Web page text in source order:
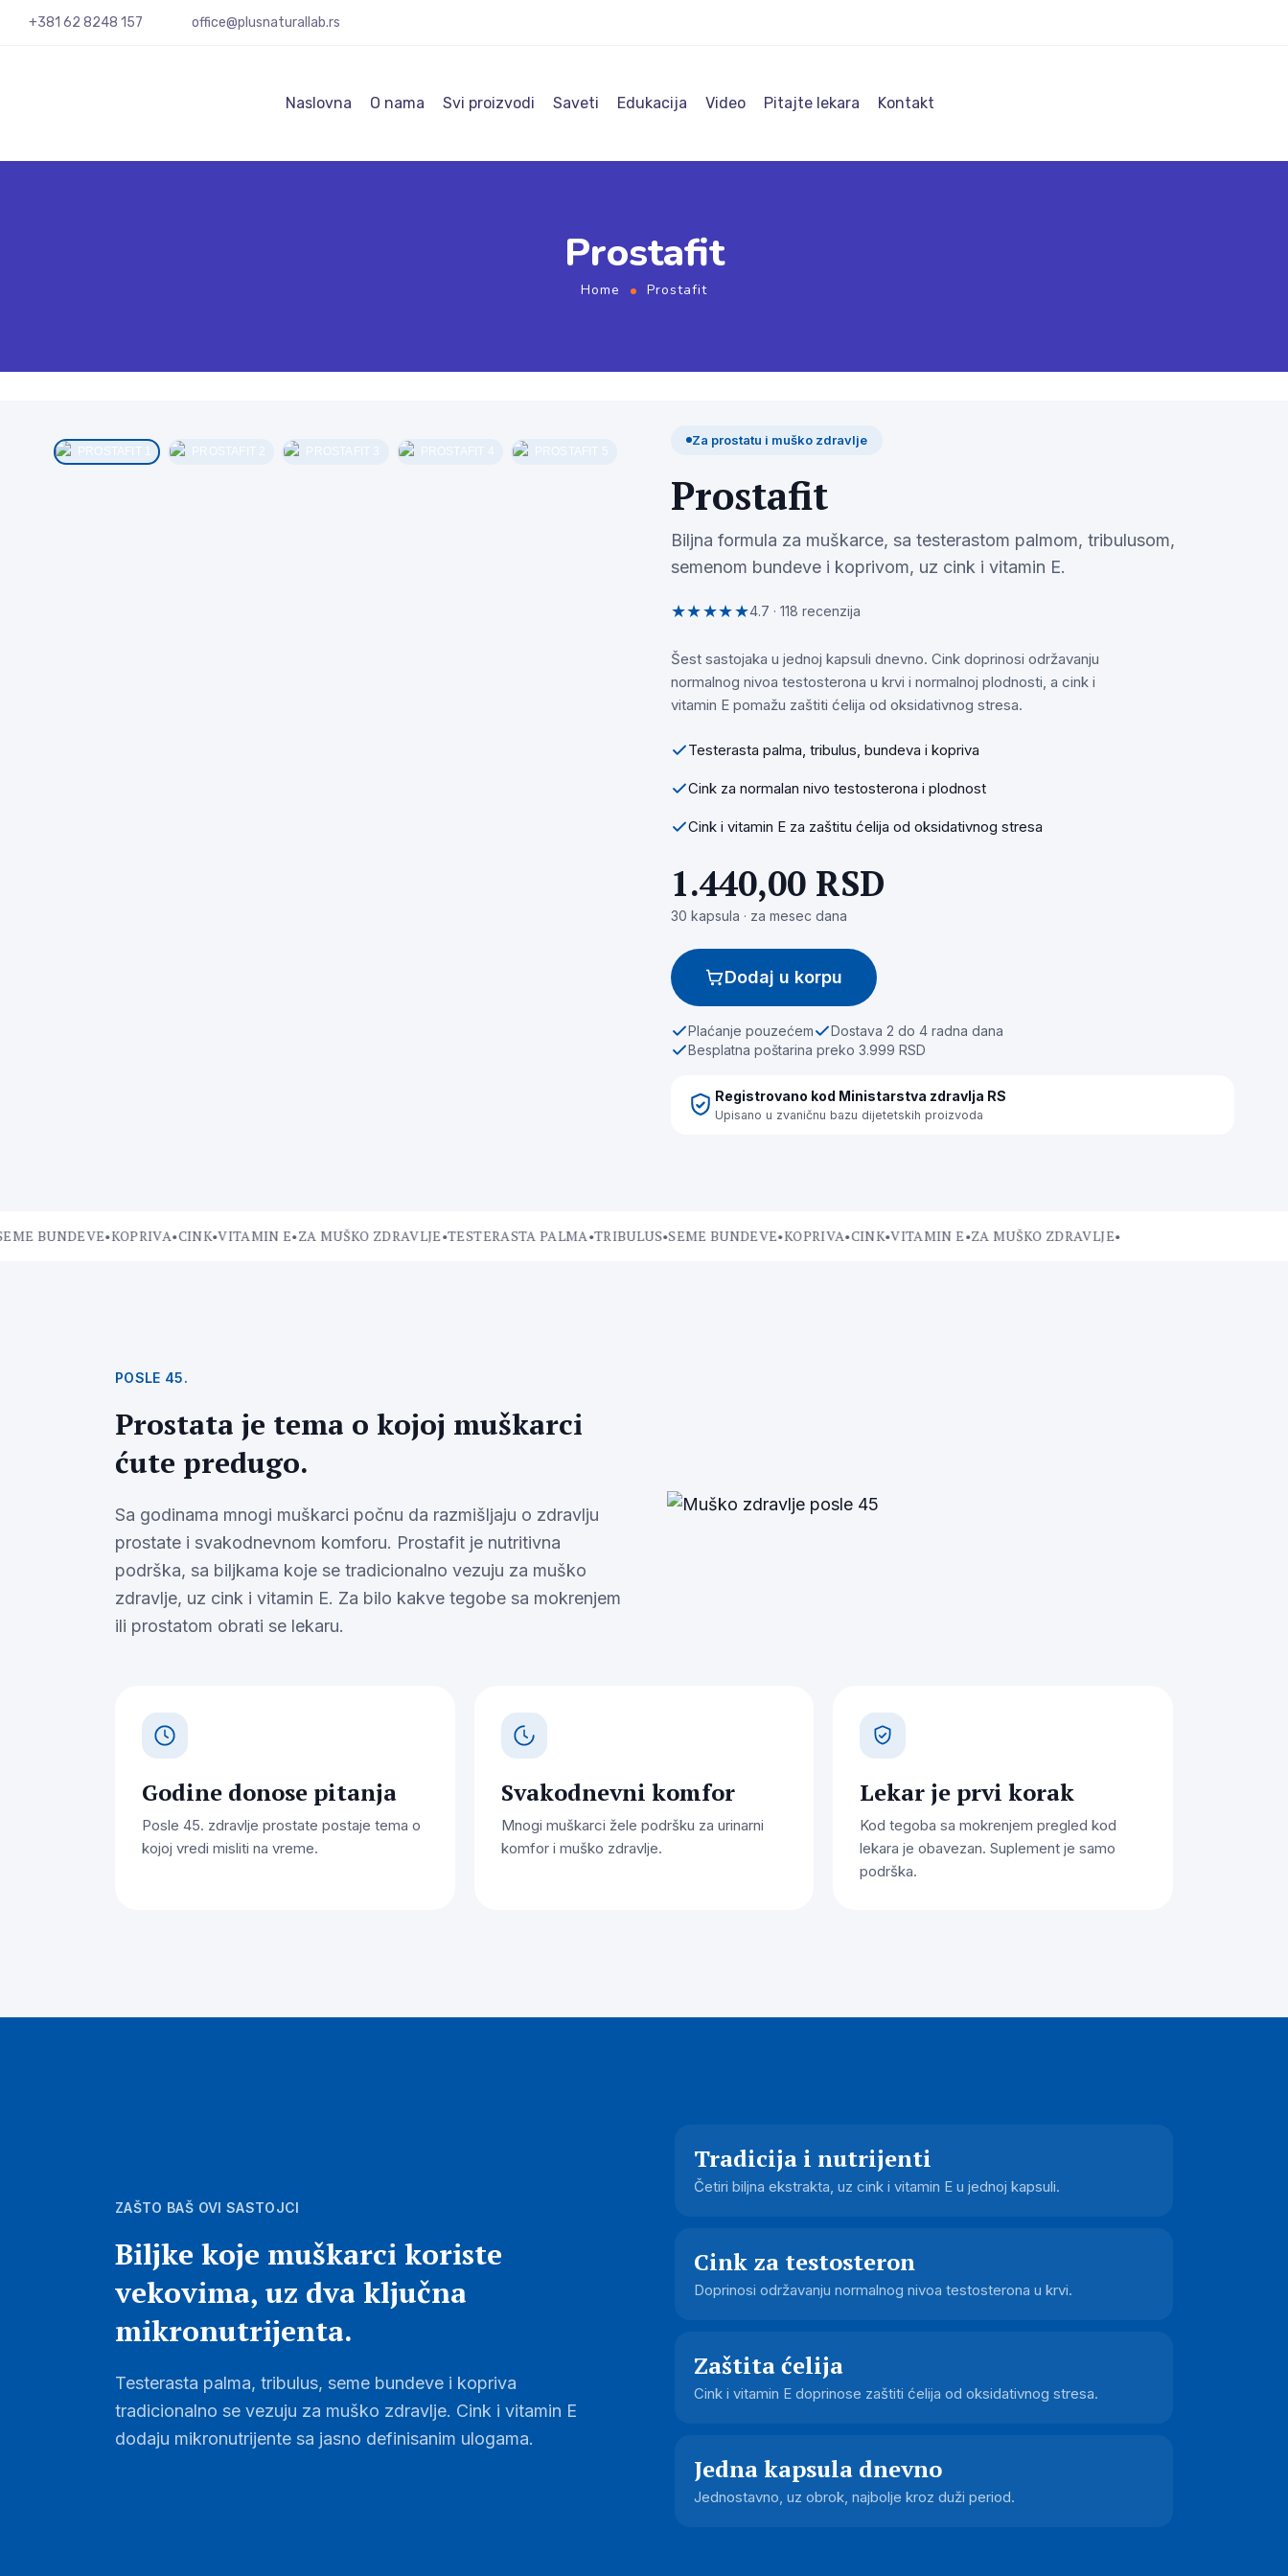
+381 62 8248 157 office@plusnaturallab.rs
Naslovna O nama Svi proizvodi Saveti Edukacija Video Pitajte lekara Kontakt
Prostafit
Home Prostafit
Za prostatu i muško zdravlje
Prostafit
Biljna formula za muškarce, sa testerastom palmom, tribulusom,
semenom bundeve i koprivom, uz cink i vitamin E.
★★★★★4.7 · 118 recenzija
Šest sastojaka u jednoj kapsuli dnevno. Cink doprinosi održavanju
normalnog nivoa testosterona u krvi i normalnoj plodnosti, a cink i
vitamin E pomažu zaštiti ćelija od oksidativnog stresa.
Testerasta palma, tribulus, bundeva i kopriva
Cink za normalan nivo testosterona i plodnost
Cink i vitamin E za zaštitu ćelija od oksidativnog stresa
1.440,00 RSD
30 kapsula · za mesec dana
Dodaj u korpu
Plaćanje pouzećem
Dostava 2 do 4 radna dana
Besplatna poštarina preko 3.999 RSD
Registrovano kod Ministarstva zdravlja RS
Upisano u zvaničnu bazu dijetetskih proizvoda
BUNDEVE•KOPRIVA•CINK•VITAMIN E• ZA MUŠKO ZDRAVLJE•TESTERASTA PALMA•TRIBULUS•SEME BUNDEVE•KOPRIVA•CINK•VITAMIN E• ZA MUŠKO ZDRAVLJE•
POSLE 45.
Prostata je tema o kojoj muškarci
ćute predugo.
Sa godinama mnogi muškarci počnu da razmišljaju o zdravlju
prostate i svakodnevnom komforu. Prostafit je nutritivna
podrška, sa biljkama koje se tradicionalno vezuju za muško
zdravlje, uz cink i vitamin E. Za bilo kakve tegobe sa mokrenjem
ili prostatom obrati se lekaru.
Godine donose pitanja
Posle 45. zdravlje prostate postaje tema o
kojoj vredi misliti na vreme.
Svakodnevni komfor
Mnogi muškarci žele podršku za urinarni
komfor i muško zdravlje.
Lekar je prvi korak
Kod tegoba sa mokrenjem pregled kod
lekara je obavezan. Suplement je samo
podrška.
ZAŠTO BAŠ OVI SASTOJCI
Biljke koje muškarci koriste
vekovima, uz dva ključna
mikronutrijenta.
Testerasta palma, tribulus, seme bundeve i kopriva
tradicionalno se vezuju za muško zdravlje. Cink i vitamin E
dodaju mikronutrijente sa jasno definisanim ulogama.
Tradicija i nutrijenti
Četiri biljna ekstrakta, uz cink i vitamin E u jednoj kapsuli.
Cink za testosteron
Doprinosi održavanju normalnog nivoa testosterona u krvi.
Zaštita ćelija
Cink i vitamin E doprinose zaštiti ćelija od oksidativnog stresa.
Jedna kapsula dnevno
Jednostavno, uz obrok, najbolje kroz duži period.